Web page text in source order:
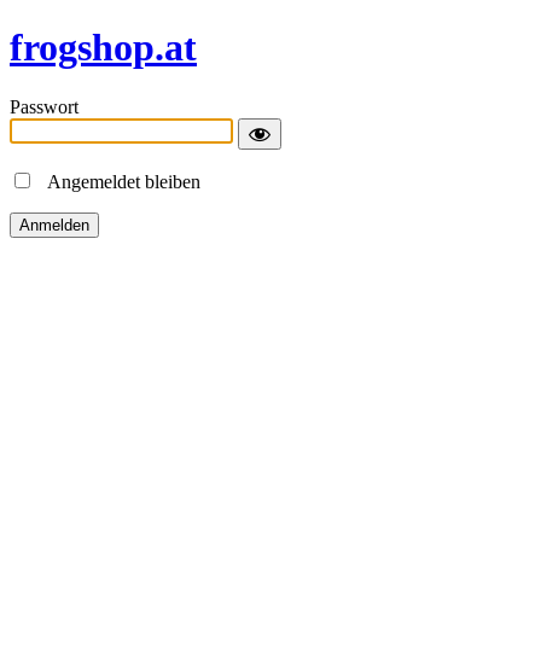
frogshop.at
Passwort
Angemeldet bleiben